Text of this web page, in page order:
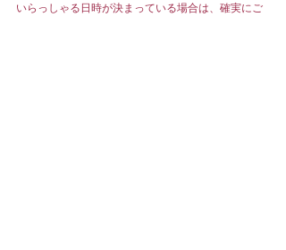
いらっしゃる日時が決まっている場合は、確実にご